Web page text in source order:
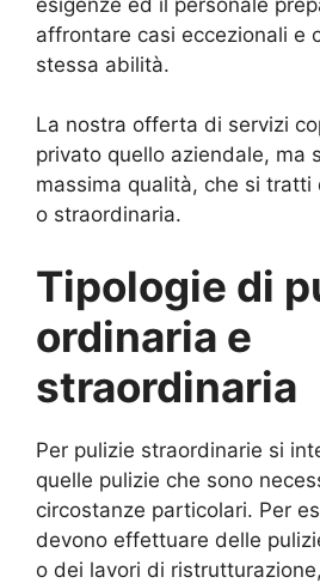
affrontare casi eccezionali e
stessa abilità.
La nostra offerta di servizi
privato quello aziendale, ma
massima qualità, che si tratti
o straordinaria.
Tipologie di
ordinaria e
straordinaria
Per pulizie straordinarie si
quelle pulizie che sono
circostanze particolari. Per
devono effettuare delle
o dei lavori di